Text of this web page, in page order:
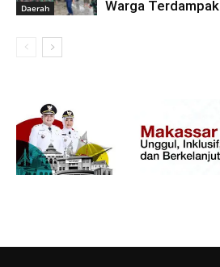
Daerah
Warga Terdampak